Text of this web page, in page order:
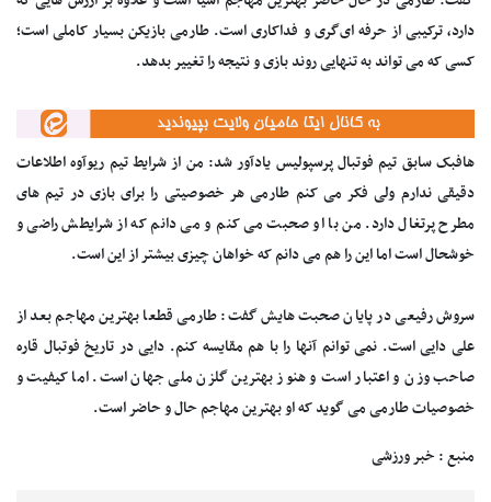
دارد، ترکیبی از حرفه ای‌گری و فداکاری است. طارمی بازیکن بسیار کاملی است؛
کسی که می تواند به تنهایی روند بازی و نتیجه را تغییر بدهد.
هافبک سابق تیم فوتبال پرسپولیس یادآور شد: من از شرایط تیم ریوآوه اطلاعات
دقیقی ندارم ولی فکر می کنم طارمی هر خصوصیتی را برای بازی در تیم های
مطرح پرتغال دارد. من با او صحبت می کنم و می دانم که از شرایطش راضی و
خوشحال است اما این را هم می دانم که خواهان چیزی بیشتر از این است.
سروش رفیعی در پایان صحبت هایش گفت: طارمی قطعا بهترین مهاجم بعد از
علی دایی است. نمی توانم آنها را با هم مقایسه کنم. دایی در تاریخ فوتبال قاره
صاحب وزن و اعتبار است و هنوز بهترین گلزن ملی جهان است. اما کیفیت و
خصوصیات طارمی می گوید که او بهترین مهاجم حال و حاضر است.
منبع : خبر ورزشی